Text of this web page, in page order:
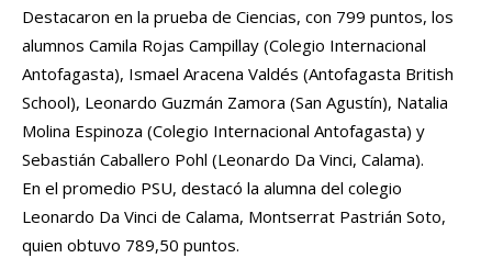
Destacaron en la prueba de Ciencias, con 799 puntos, los
alumnos Camila Rojas Campillay (Colegio Internacional
Antofagasta), Ismael Aracena Valdés (Antofagasta British
School), Leonardo Guzmán Zamora (San Agustín), Natalia
Molina Espinoza (Colegio Internacional Antofagasta) y
Sebastián Caballero Pohl (Leonardo Da Vinci, Calama).
En el promedio PSU, destacó la alumna del colegio
Leonardo Da Vinci de Calama, Montserrat Pastrián Soto,
quien obtuvo 789,50 puntos.